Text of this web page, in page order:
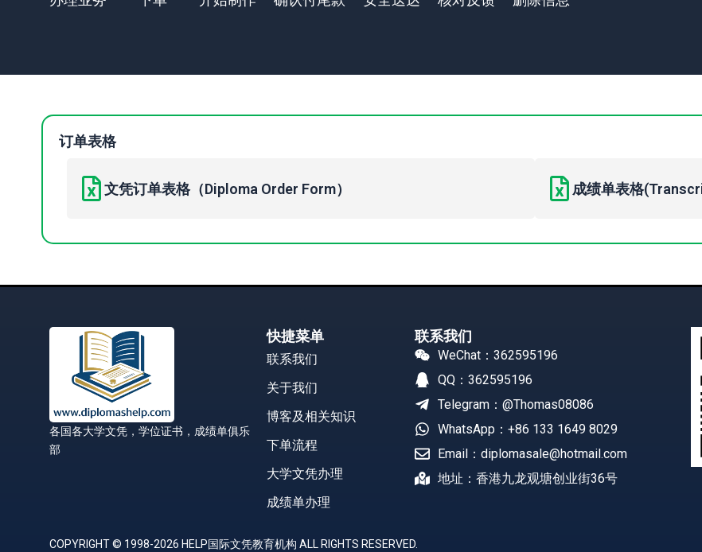
订单表格
文凭订单表格（Diploma Order Form） 成绩单表格
各国各大学文凭，学位证书，成绩单俱乐
部
快捷菜单
联系我们
关于我们
博客及相关知识
下单流程
大学文凭办理
成绩单办理
联系我们
WeChat：362595196
QQ：362595196
Telegram：@Thomas08086
WhatsApp：+86 133 1649 8029
Email：diplomasale@hotmail.com
地址：香港九龙观塘创业街36号
COPYRIGHT © 1998-2026 HELP国际文凭教育机构 ALL RIGHTS RESERVED.